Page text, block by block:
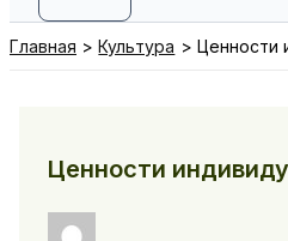
Главная Культура Ценности
Ценности